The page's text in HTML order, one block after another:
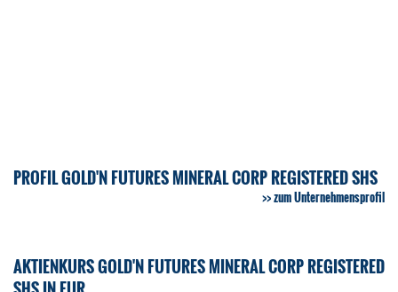
PROFIL GOLD'N FUTURES MINERAL CORP REGISTERED SHS
zum Unternehmensprofil
AKTIENKURS GOLD'N FUTURES MINERAL CORP REGISTERED